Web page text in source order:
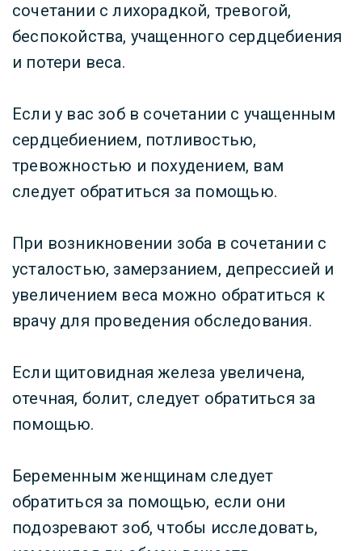
сочетании с лихорадкой, тревогой,
беспокойства, учащенного сердцебиения
и потери веса.
Если у вас зоб в сочетании с учащенным
сердцебиением, потливостью,
тревожностью и похудением, вам
следует обратиться за помощью.
При возникновении зоба в сочетании с
усталостью, замерзанием, депрессией и
увеличением веса можно обратиться к
врачу для проведения обследования.
Если щитовидная железа увеличена,
отечная, болит, следует обратиться за
помощью.
Беременным женщинам следует
обратиться за помощью, если они
подозревают зоб, чтобы исследовать,